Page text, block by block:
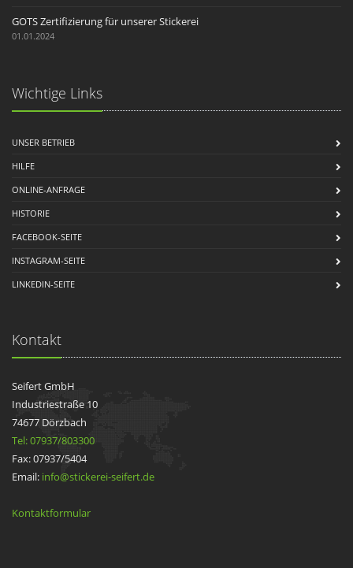
GOTS Zertifizierung für unserer Stickerei
01.01.2024
Wichtige Links
UNSER BETRIEB
HILFE
ONLINE-ANFRAGE
HISTORIE
FACEBOOK-SEITE
INSTAGRAM-SEITE
LINKEDIN-SEITE
Kontakt
Seifert GmbH
Industriestraße 10
74677 Dörzbach
Tel: 07937/803300
Fax: 07937/5404
Email: info@stickerei-seifert.de
Kontaktformular